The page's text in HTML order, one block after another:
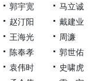
郭宇宽
马立诚
赵汀阳
戴建业
王海光
周濂
陈奉孝
郭世佑
袁伟时
史啸虎